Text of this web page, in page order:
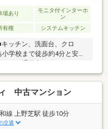
場あり
モニタ付インターホ
ン
有権 システムキッチン
キッチン、洗面台、クロ
学校まで徒歩約4分と安心
中古マンション
線 上野芝駅 徒歩10分
交通